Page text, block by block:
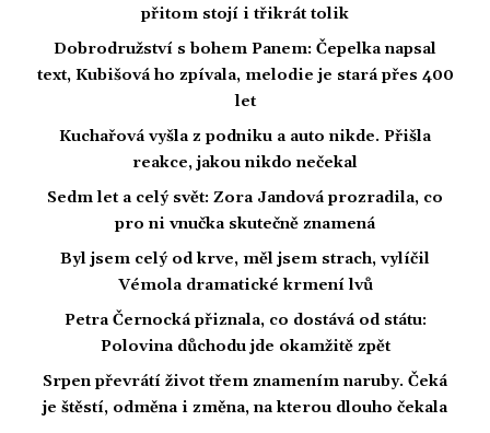
přitom stojí i třikrát tolik
Dobrodružství s bohem Panem: Čepelka napsal
text, Kubišová ho zpívala, melodie je stará přes 400
let
Kuchařová vyšla z podniku a auto nikde. Přišla
reakce, jakou nikdo nečekal
Sedm let a celý svět: Zora Jandová prozradila, co
pro ni vnučka skutečně znamená
Byl jsem celý od krve, měl jsem strach, vylíčil
Vémola dramatické krmení lvů
Petra Černocká přiznala, co dostává od státu:
Polovina důchodu jde okamžitě zpět
Srpen převrátí život třem znamením naruby. Čeká
je štěstí, odměna i změna, na kterou dlouho čekala